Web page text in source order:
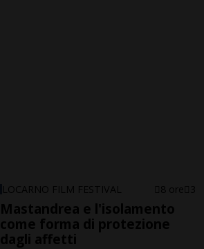
LOCARNO FILM FESTIVAL 8 ore 3
Mastandrea e l'isolamento
come forma di protezione
dagli affetti